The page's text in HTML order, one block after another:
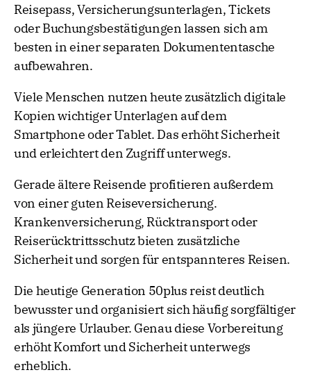
Reisepass, Versicherungsunterlagen, Tickets
oder Buchungsbestätigungen lassen sich am
besten in einer separaten Dokumententasche
aufbewahren.
Viele Menschen nutzen heute zusätzlich digitale
Kopien wichtiger Unterlagen auf dem
Smartphone oder Tablet. Das erhöht Sicherheit
und erleichtert den Zugriff unterwegs.
Gerade ältere Reisende profitieren außerdem
von einer guten Reiseversicherung.
Krankenversicherung, Rücktransport oder
Reiserücktrittsschutz bieten zusätzliche
Sicherheit und sorgen für entspannteres Reisen.
Die heutige Generation 50plus reist deutlich
bewusster und organisiert sich häufig sorgfältiger
als jüngere Urlauber. Genau diese Vorbereitung
erhöht Komfort und Sicherheit unterwegs
erheblich.